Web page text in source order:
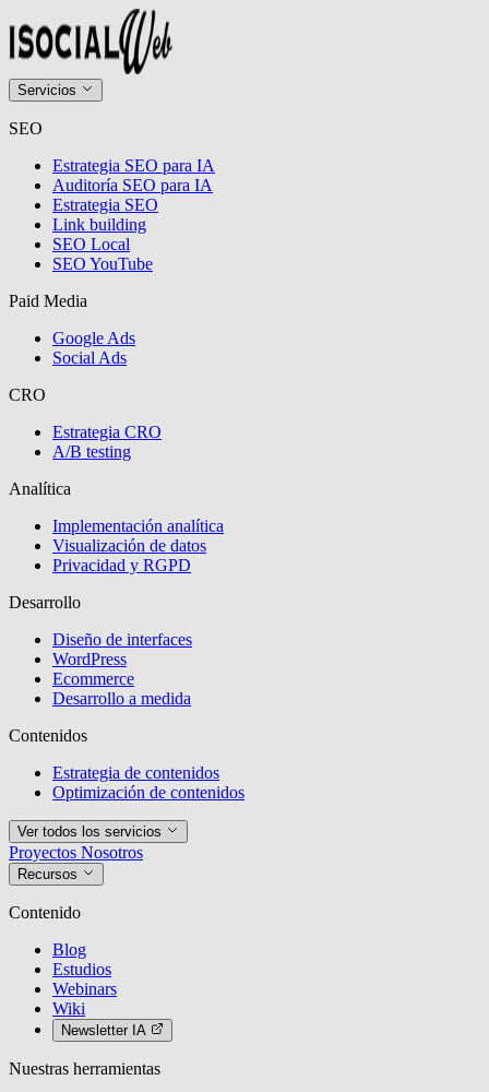
Servicios
SEO
Estrategia SEO para IA
Auditoría SEO para IA
Estrategia SEO
Link building
SEO Local
SEO YouTube
Paid Media
Google Ads
Social Ads
CRO
Estrategia CRO
A/B testing
Analítica
Implementación analítica
Visualización de datos
Privacidad y RGPD
Desarrollo
Diseño de interfaces
WordPress
Ecommerce
Desarrollo a medida
Contenidos
Estrategia de contenidos
Optimización de contenidos
Ver todos los servicios
Proyectos Nosotros
Recursos
Contenido
Blog
Estudios
Webinars
Wiki
Newsletter IA
Nuestras herramientas